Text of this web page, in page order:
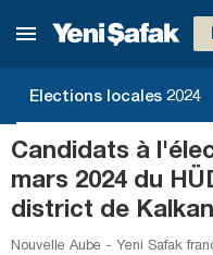
Elections locales 2024
Candidats à
mars 2024 du
district de
Nouvelle Aube - Yeni Safak
Manisa
Mersin
Muğla
Muş
Nevşehir